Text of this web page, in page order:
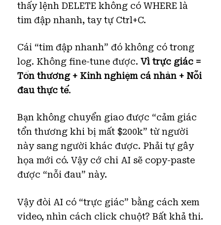
thấy lệnh DELETE không có WHERE là
tim đập nhanh, tay tự Ctrl+C.
Cái “tim đập nhanh” đó không có trong
log. Không fine-tune được. Vì trực giác =
Tổn thương + Kinh nghiệm cá nhân + Nỗi
đau thực tế.
Bạn không chuyển giao được “cảm giác
tổn thương khi bị mất $200k” từ người
này sang người khác được. Phải tự gây
họa mới có. Vậy cớ chi AI sẽ copy-paste
được “nỗi đau” này.
Vậy đòi AI có “trực giác” bằng cách xem
video, nhìn cách click chuột? Bất khả thi.